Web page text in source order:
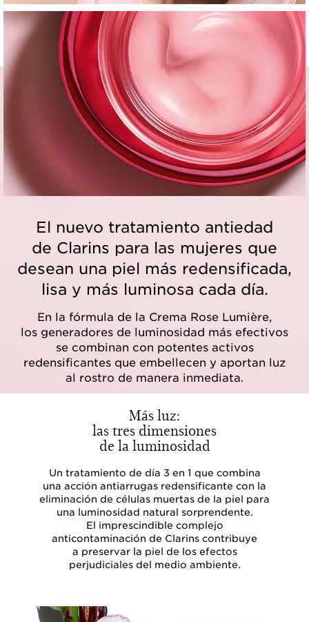
El nuevo tratamiento antiedad
de Clarins para las mujeres que
desean una piel más redensificada,
lisa y más luminosa cada día.
En la fórmula de la Crema Rose Lumière,
los generadores de luminosidad más efectivos
se combinan con potentes activos
redensificantes que embellecen y aportan luz
al rostro de manera inmediata.
Más luz:
las tres dimensiones
de la luminosidad
Un tratamiento de día 3 en 1 que combina
una acción antiarrugas redensificante con la
eliminación de células muertas de la piel para
una luminosidad natural sorprendente.
El imprescindible complejo
anticontaminación de Clarins contribuye
a preservar la piel de los efectos
perjudiciales del medio ambiente.